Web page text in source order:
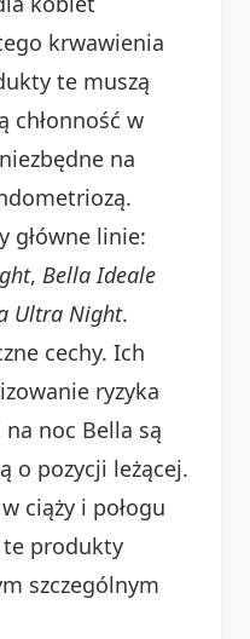
krwawienia
te muszą
chłonność w
na
główne linie:
, Bella Ideale
Ultra Night.
cechy. Ich
ryzyka
noc Bella są
o pozycji leżącej.
ciąży i połogu
produkty
szczególnym